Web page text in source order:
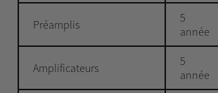
Préamplis
5
année
Amplificateurs
5
année